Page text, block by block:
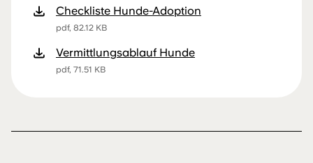
Checkliste Hunde-Adoption
pdf, 82.12 KB
Vermittlungsablauf Hunde
pdf, 71.51 KB